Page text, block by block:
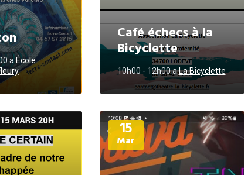
a École
Café échecs à la
Bicyclette
10h00 - 12h00aLa Bicyclette
15
Mar
Plus
d'informations